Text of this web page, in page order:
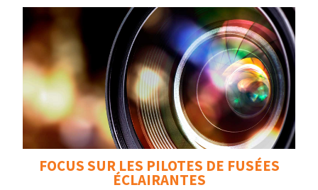
FOCUS SUR LES PILOTES DE FUSÉES
ÉCLAIRANTES